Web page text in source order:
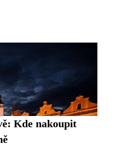
Kde nakoupit